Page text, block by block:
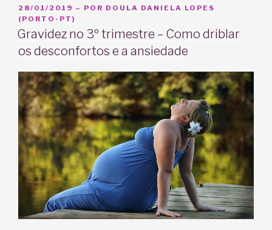
é
pra
que
PUBLICADO
EM
28/01/2019 – POR DOULA DANIELA LOPES
(PORTO-PT)
Gravidez no 3º trimestre – Como driblar
os desconfortos e a ansiedade